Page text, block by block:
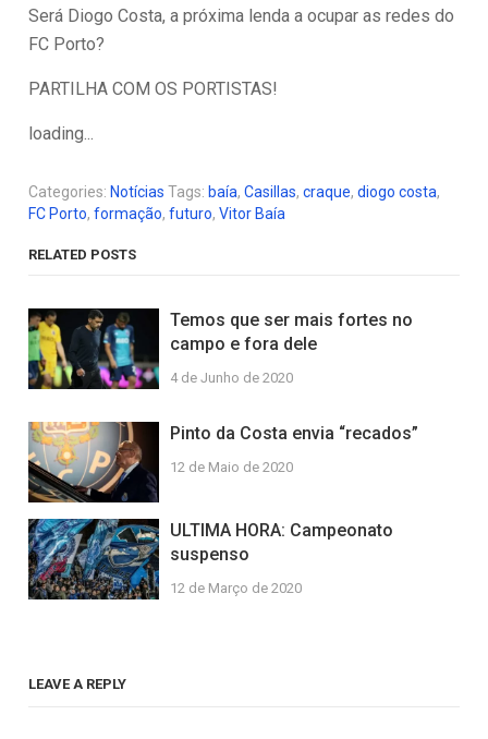
Será Diogo Costa, a próxima lenda a ocupar as redes do
FC Porto?
PARTILHA COM OS PORTISTAS!
loading...
Categories: Notícias Tags: baía,Casillas,craque,diogo costa,
FC Porto,formação,futuro,Vitor Baía
RELATED POSTS
Temos que ser mais fortes no
campo e fora dele
4 de Junho de 2020
Pinto da Costa envia “recados”
12 de Maio de 2020
ULTIMA HORA: Campeonato
suspenso
12 de Março de 2020
LEAVE A REPLY